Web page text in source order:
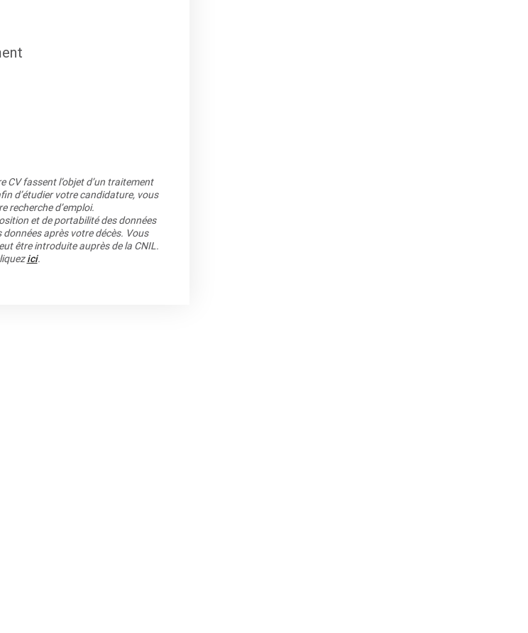
fassent l’objet d’un traitement
d’étudier votre candidature, vous
recherche d’emploi.
et de portabilité des données
après votre décès. Vous
être introduite auprès de la CNIL.
ici.